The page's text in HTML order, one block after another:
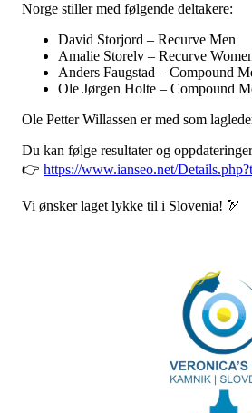
Norge stiller med følgende deltakere:
David Storjord – Recurve Men
Amalie Storelv – Recurve
Anders Faugstad – Compound
Ole Jørgen Holte – Compound
Ole Petter Willassen er med som
Du kan følge resultater og
👉 https://www.ianseo.net/
Vi ønsker laget lykke til i Slovenia! 🏹